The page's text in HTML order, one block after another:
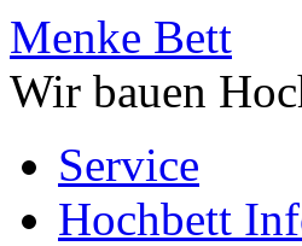
Menke Bett
Wir bauen
Service
Hochbett